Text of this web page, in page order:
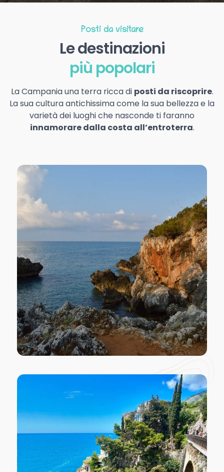
Posti da visitare
Le destinazioni
più popolari
La Campania una terra ricca di posti da riscoprire.
La sua cultura antichissima come la sua bellezza e la
varietà dei luoghi che nasconde ti faranno
innamorare dalla costa all’entroterra.